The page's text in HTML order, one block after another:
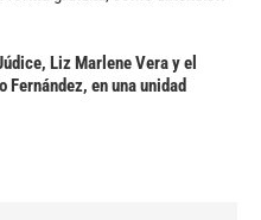
Liz Marlene Vera y el
en una unidad